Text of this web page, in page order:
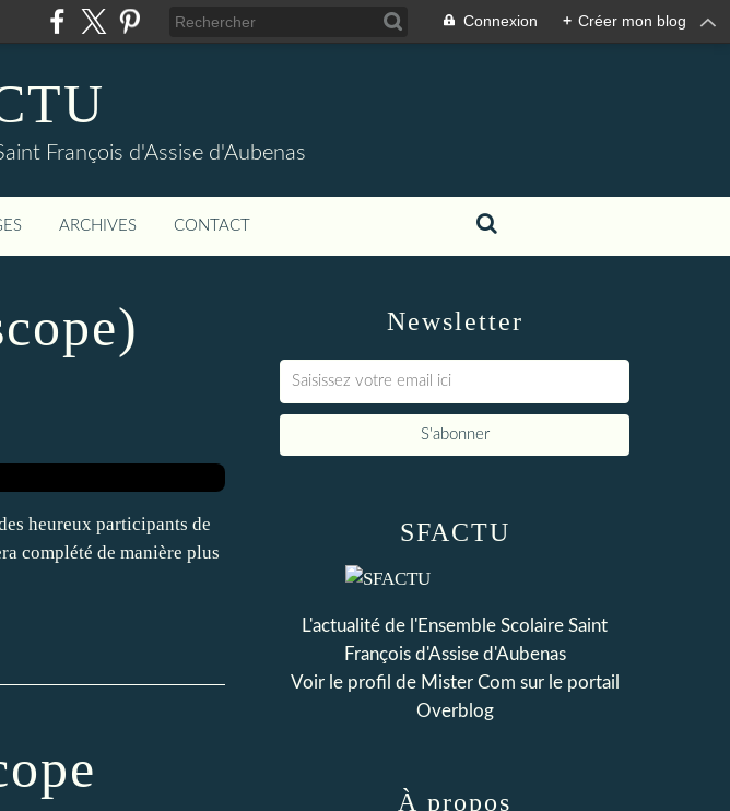
Connexion + Créer mon blog
François d'Assise d'Aubenas
ARCHIVES CONTACT
heureux participants de
complété de manière plus
Newsletter
SFACTU
L'actualité de l'Ensemble Scolaire Saint
François d'Assise d'Aubenas
Voir le profil de Mister Com sur le portail
Overblog
À propos